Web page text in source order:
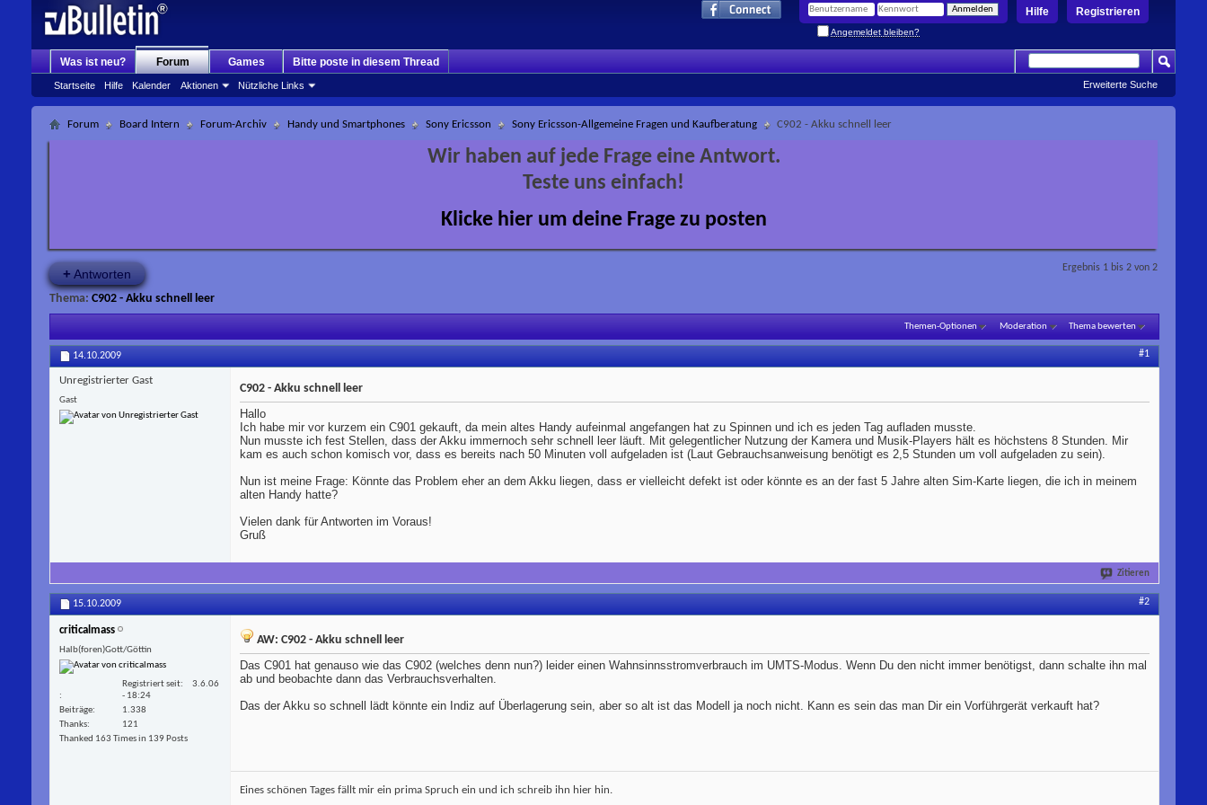
Registrieren
Hilfe
Angemeldet bleiben?
Was ist neu? Forum
Startseite Hilfe Kalender Aktionen Nützliche Links
Games Bitte poste in diesem Thread
Erweiterte Suche
Forum Board Intern Forum-Archiv Handy und Smartphones Sony Ericsson Sony Ericsson-Allgemeine Fragen und Kaufberatung C902 - Akku schnell leer
Wir haben auf jede Frage eine Antwort.
Teste uns einfach!
Klicke hier um deine Frage zu posten
+ Antworten Ergebnis 1 bis 2 von 2
Thema: C902 - Akku schnell leer
Themen-Optionen Moderation Thema bewerten
14.10.2009 #1
Unregistrierter Gast
Gast
C902 - Akku schnell leer
Hallo
Ich habe mir vor kurzem ein C901 gekauft, da mein altes Handy aufeinmal angefangen hat zu Spinnen und ich es jeden Tag aufladen musste.
Nun musste ich fest Stellen, dass der Akku immernoch sehr schnell leer läuft. Mit gelegentlicher Nutzung der Kamera und Musik-Players hält es höchstens 8 Stunden. Mir
kam es auch schon komisch vor, dass es bereits nach 50 Minuten voll aufgeladen ist (Laut Gebrauchsanweisung benötigt es 2,5 Stunden um voll aufgeladen zu sein).
Nun ist meine Frage: Könnte das Problem eher an dem Akku liegen, dass er vielleicht defekt ist oder könnte es an der fast 5 Jahre alten Sim-Karte liegen, die ich in meinem
alten Handy hatte?
Vielen dank für Antworten im Voraus!
Gruß
Zitieren
15.10.2009 #2
criticalmass
Halb(foren)Gott/Göttin
Registriert seit
3.6.06
- 18:24
Beiträge
1.338
Thanks
121
Thanked 163 Times in 139 Posts
AW: C902 - Akku schnell leer
Das C901 hat genauso wie das C902 (welches denn nun?) leider einen Wahnsinnsstromverbrauch im UMTS-Modus. Wenn Du den nicht immer benötigst, dann schalte ihn mal
ab und beobachte dann das Verbrauchsverhalten.
Das der Akku so schnell lädt könnte ein Indiz auf Überlagerung sein, aber so alt ist das Modell ja noch nicht. Kann es sein das man Dir ein Vorführgerät verkauft hat?
Eines schönen Tages fällt mir ein prima Spruch ein und ich schreib ihn hier hin.